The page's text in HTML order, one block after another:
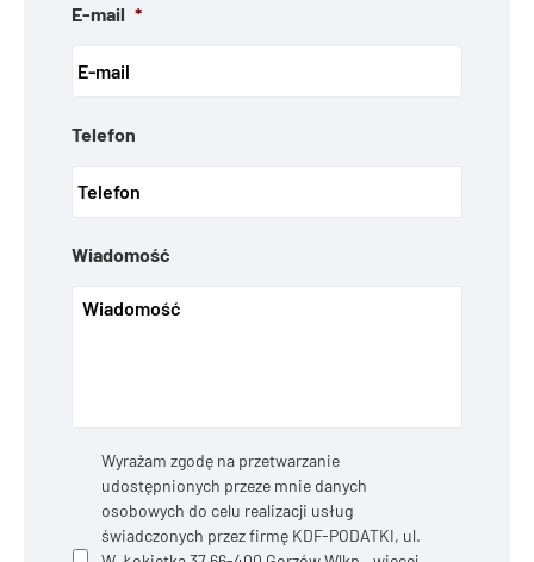
E-mail *
Telefon
Wiadomość
Prywatność *
Wyrażam zgodę na przetwarzanie
udostępnionych przeze mnie danych
osobowych do celu realizacji usług
świadczonych przez firmę KDF-PODATKI, ul.